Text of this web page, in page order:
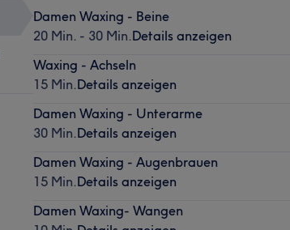
Damen Waxing - Beine
20 Min. - 30 Min.Details anzeigen
Waxing - Achseln
15 Min.Details anzeigen
Damen Waxing - Unterarme
30 Min.Details anzeigen
Damen Waxing - Augenbrauen
15 Min.Details anzeigen
Damen Waxing- Wangen